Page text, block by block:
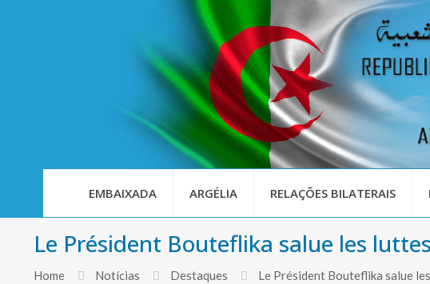
EMBAIXADA ARGÉLIA RELAÇÕES BILATERAIS
Le Président Bouteflika salue les
Home Notícias Destaques Le Président Bouteflika salue